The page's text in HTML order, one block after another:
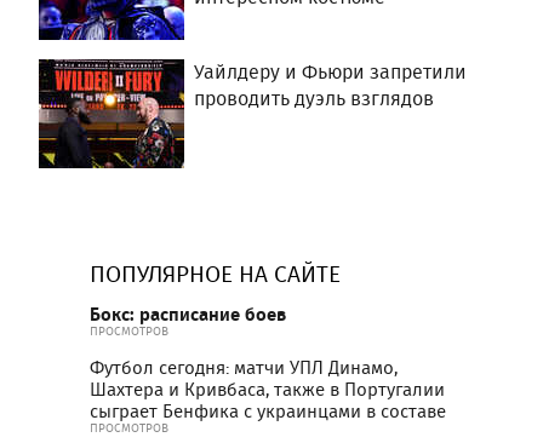
Уайлдеру и Фьюри запретили
проводить дуэль взглядов
ПОПУЛЯРНОЕ НА САЙТЕ
Бокс: расписание боев
ПРОСМОТРОВ
Футбол сегодня: матчи УПЛ Динамо,
Шахтера и Кривбаса, также в Португалии
сыграет Бенфика с украинцами в составе
ПРОСМОТРОВ